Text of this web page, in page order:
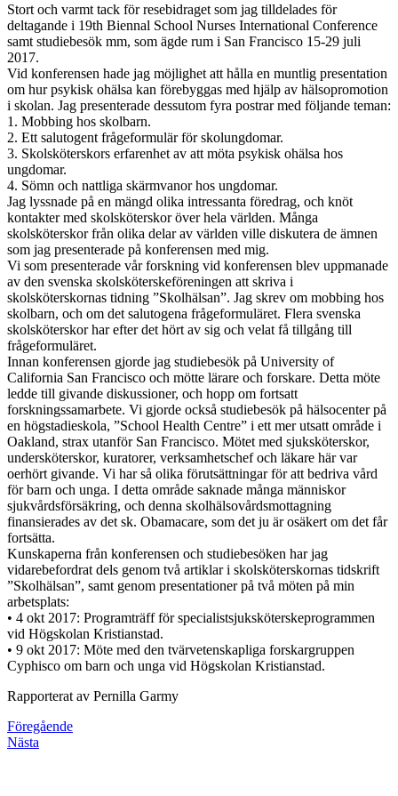
Stort och varmt tack för resebidraget som jag tilldelades för
deltagande i 19th Biennal School Nurses International Conference
samt studiebesök mm, som ägde rum i San Francisco 15-29 juli
2017.
Vid konferensen hade jag möjlighet att hålla en muntlig presentation
om hur psykisk ohälsa kan förebyggas med hjälp av hälsopromotion
i skolan. Jag presenterade dessutom fyra postrar med följande teman:
1. Mobbing hos skolbarn.
2. Ett salutogent frågeformulär för skolungdomar.
3. Skolsköterskors erfarenhet av att möta psykisk ohälsa hos
ungdomar.
4. Sömn och nattliga skärmvanor hos ungdomar.
Jag lyssnade på en mängd olika intressanta föredrag, och knöt
kontakter med skolsköterskor över hela världen. Många
skolsköterskor från olika delar av världen ville diskutera de ämnen
som jag presenterade på konferensen med mig.
Vi som presenterade vår forskning vid konferensen blev uppmanade
av den svenska skolsköterskeföreningen att skriva i
skolsköterskornas tidning ”Skolhälsan”. Jag skrev om mobbing hos
skolbarn, och om det salutogena frågeformuläret. Flera svenska
skolsköterskor har efter det hört av sig och velat få tillgång till
frågeformuläret.
Innan konferensen gjorde jag studiebesök på University of
California San Francisco och mötte lärare och forskare. Detta möte
ledde till givande diskussioner, och hopp om fortsatt
forskningssamarbete. Vi gjorde också studiebesök på hälsocenter på
en högstadieskola, ”School Health Centre” i ett mer utsatt område i
Oakland, strax utanför San Francisco. Mötet med sjuksköterskor,
undersköterskor, kuratorer, verksamhetschef och läkare här var
oerhört givande. Vi har så olika förutsättningar för att bedriva vård
för barn och unga. I detta område saknade många människor
sjukvårdsförsäkring, och denna skolhälsovårdsmottagning
finansierades av det sk. Obamacare, som det ju är osäkert om det får
fortsätta.
Kunskaperna från konferensen och studiebesöken har jag
vidarebefordrat dels genom två artiklar i skolsköterskornas tidskrift
”Skolhälsan”, samt genom presentationer på två möten på min
arbetsplats:
• 4 okt 2017: Programträff för specialistsjuksköterskeprogrammen
vid Högskolan Kristianstad.
• 9 okt 2017: Möte med den tvärvetenskapliga forskargruppen
Cyphisco om barn och unga vid Högskolan Kristianstad.
Rapporterat av Pernilla Garmy
Föregående
Nästa